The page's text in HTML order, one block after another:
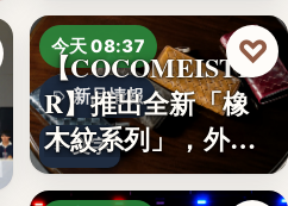
3,000円
今天 08:37
新品情報
文字
【COCOMEISTE
R】推出全新「橡
木紋系列」，外層
採…
♡